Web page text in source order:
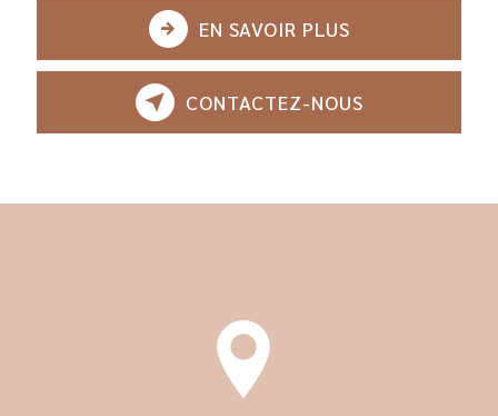
EN SAVOIR PLUS
CONTACTEZ-NOUS